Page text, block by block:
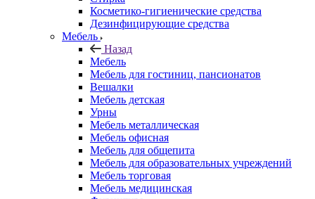
Косметико-гигиенические средства
Дезинфицирующие средства
Мебель
Назад
Мебель
Мебель для гостиниц, пансионатов
Вешалки
Мебель детская
Урны
Мебель металлическая
Мебель офисная
Мебель для общепита
Мебель для образовательных учреждений
Мебель торговая
Мебель медицинская